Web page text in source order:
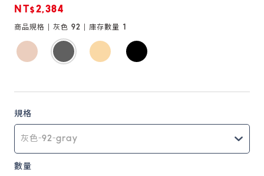
常見問題
FAQ
NT$2,384
商品規格 | 灰色 92 | 庫存數量 1
規格
數量